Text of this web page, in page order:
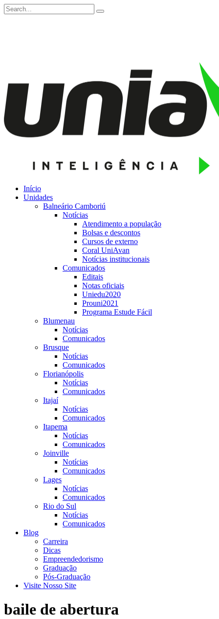
Início
Unidades
Balneário Camboriú
Notícias
Atendimento a população
Bolsas e descontos
Cursos de externo
Coral UniAvan
Notícias institucionais
Comunicados
Editais
Notas oficiais
Uniedu2020
Prouni2021
Programa Estude Fácil
Blumenau
Notícias
Comunicados
Brusque
Notícias
Comunicados
Florianópolis
Notícias
Comunicados
Itajaí
Notícias
Comunicados
Itapema
Notícias
Comunicados
Joinville
Notícias
Comunicados
Lages
Notícias
Comunicados
Rio do Sul
Notícias
Comunicados
Blog
Carreira
Dicas
Empreendedorismo
Graduação
Pós-Graduação
Visite Nosso Site
baile de abertura